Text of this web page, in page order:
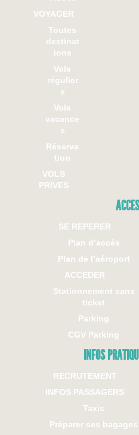
VOYAGER
Toutes
destinat
ions
Vols
régulier
s
Vols
vacance
s
Réserva
tion
VOLS
PRIVES
SE REPERER
Plan d’accès
Plan de l’aéroport
ACCEDER
Stationnement sans
ticket
Parking
CGV Parking
INFOS
RECRUTEMENT
INFOS PASSAGERS
Taxis
Préparer ses bagages